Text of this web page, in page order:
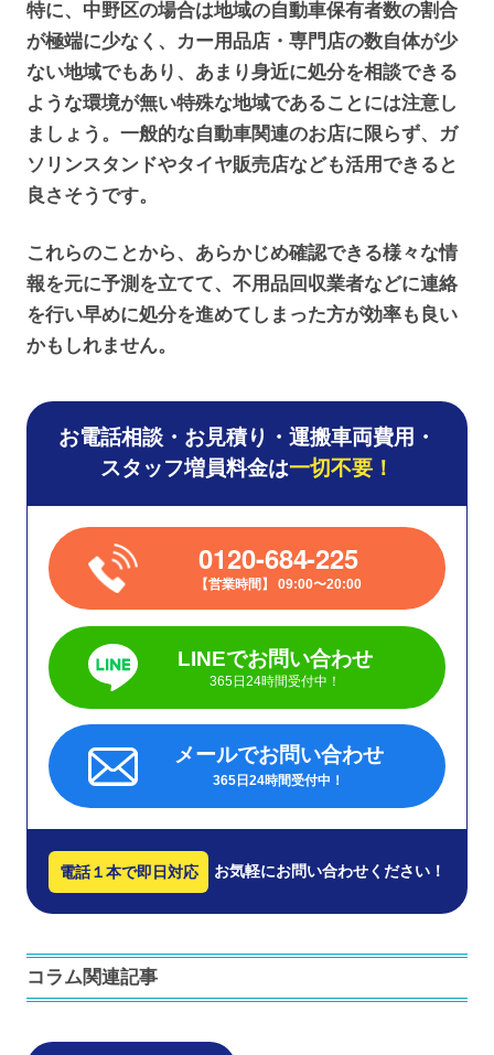
特に、中野区の場合は地域の自動車保有者数の割合
が極端に少なく、カー用品店・専門店の数自体が少
ない地域でもあり、あまり身近に処分を相談できる
ような環境が無い特殊な地域であることには注意し
ましょう。一般的な自動車関連のお店に限らず、ガ
ソリンスタンドやタイヤ販売店なども活用できると
良さそうです。
これらのことから、あらかじめ確認できる様々な情
報を元に予測を立てて、不用品回収業者などに連絡
を行い早めに処分を進めてしまった方が効率も良い
かもしれません。
お電話相談・お見積り・運搬車両費用・
スタッフ増員料金は一切不要！
0120-684-225
営業時間 09:00〜20:00
LINEでお問い合わせ
365日24時間受付中！
メールでお問い合わせ
365日24時間受付中！
電話１本で即日対応 お気軽にお問い合わせください！
コラム関連記事